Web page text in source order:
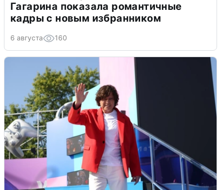
Гагарина показала романтичные
кадры с новым избранником
6 августа 160